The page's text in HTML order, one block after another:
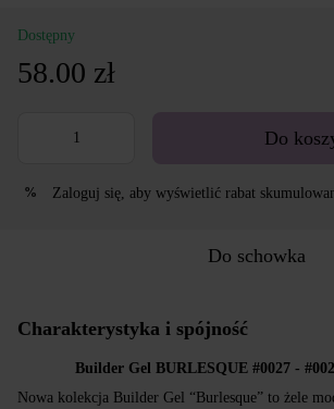
Dostępny
58.00 zł
Do
% Zaloguj się , aby wyświetlić rabat
Do schowka
Charakterystyka i spójność
Builder Gel BURLESQUE #0027 -
Nowa kolekcja Builder Gel “Burlesque” to żele